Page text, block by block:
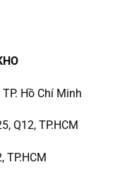
Hồ Chí Minh
Q12, TP.HCM
TP.HCM